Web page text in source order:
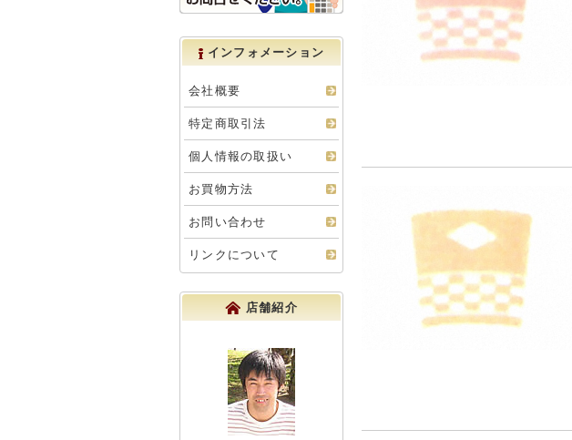
インフォメーション
会社概要
特定商取引法
個人情報の取扱い
お買物方法
お問い合わせ
リンクについて
店舗紹介